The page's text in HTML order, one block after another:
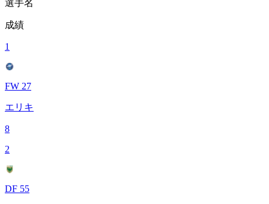
選手名
成績
1
FW 27
エリキ
8
2
DF 55